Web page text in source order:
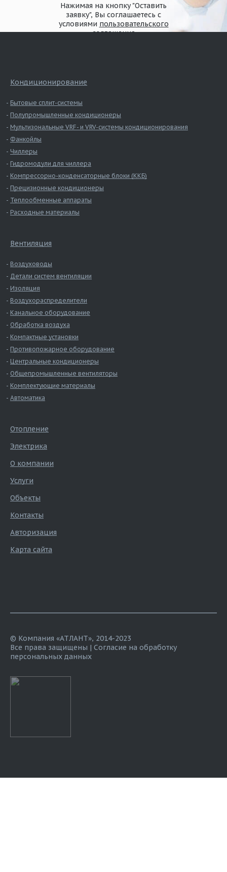
Нажимая на кнопку "Оставить
заявку", Вы соглашаетесь с
условиями пользовательского
соглашения
Кондиционирование
Бытовые сплит-системы
Полупромышленные кондиционеры
Мультизональные VRF- и VRV-системы кондиционирования
Фанкойлы
Чиллеры
Гидромодули для чиллера
Компрессорно-конденсаторные блоки (ККБ)
Прецизионные кондиционеры
Теплообменные аппараты
Расходные материалы
Вентиляция
Воздуховоды
Детали систем вентиляции
Изоляция
Воздухораспределители
Канальное оборудование
Обработка воздуха
Компактные установки
Противопожарное оборудование
Центральные кондиционеры
Общепромышленные вентиляторы
Комплектующие материалы
Автоматика
Отопление
Электрика
О компании
Услуги
Объекты
Контакты
Авторизация
Карта сайта
© Компания «АТЛАНТ», 2014-2023
Все права защищены | Согласие на обработку
персональных данных